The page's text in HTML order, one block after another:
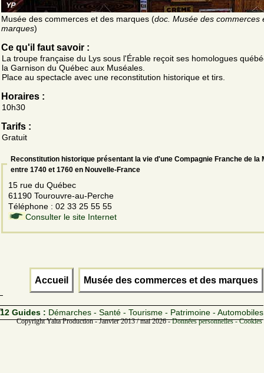
Musée des commerces et des marques (doc. Musée des commerces
marques)
Ce qu'il faut savoir :
La troupe française du Lys sous l'Érable reçoit ses homologues
la Garnison du Québec aux Muséales.
Place au spectacle avec une reconstitution historique et tirs.
Horaires :
10h30
Tarifs :
Gratuit
Reconstitution historique présentant la vie d'une Compagnie Franche de la
entre 1740 et 1760 en Nouvelle-France
15 rue du Québec
61190 Tourouvre-au-Perche
Téléphone : 02 33 25 55 55
Consulter le site Internet
Accueil Musée des commerces et des marques
12 Guides : Démarches - Santé - Tourisme - Patrimoine - Automobiles
Copyright Yalta Production - Janvier 2013 / mai 2026 -Données personnelles -